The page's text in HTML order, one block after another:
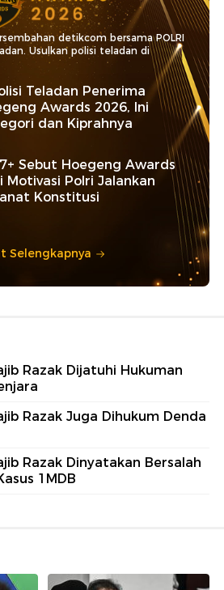
detikcom bersama POLRI
Usulkan polisi teladan di
Teladan Penerima
Awards 2026, Ini
dan Kiprahnya
Sebut Hoegeng Awards
Motivasi Polri Jalankan
Konstitusi
Selengkapnya
Razak Dijatuhi Hukuman
Razak Juga Dihukum Denda
Razak Dinyatakan Bersalah
1MDB